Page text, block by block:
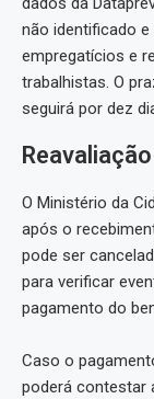
não identificado
empregatícios e
trabalhistas. O
seguirá por dez
Reavaliação
O Ministério da
após o
pode ser
para verificar
pagamento do
Caso o
poderá contestar